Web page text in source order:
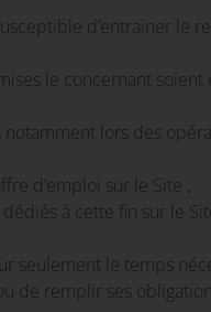
d’entrainer le
le concernant
lors des
d’emploi sur le Site ;
à cette fin sur le
seulement le temps
de remplir ses